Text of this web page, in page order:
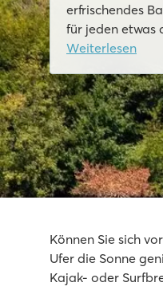
erfrischendes
für jeden etwas
Weiterlesen
Frankreich - Südfrankreich
★
Können Sie sich
Ufer die Sonne
Kajak- oder